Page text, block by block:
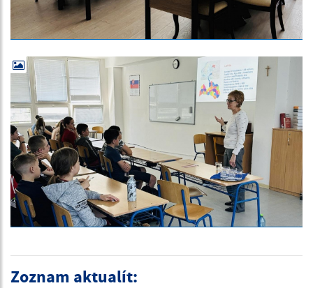
Zoznam aktualít: